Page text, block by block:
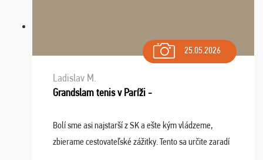
25.05.2026
Ladislav M.
Grandslam tenis v Paríži -
Bolí sme asi najstarší z SK a ešte kým vládzeme,
zbierame cestovateľské zážitky. Tento sa určite zaradí